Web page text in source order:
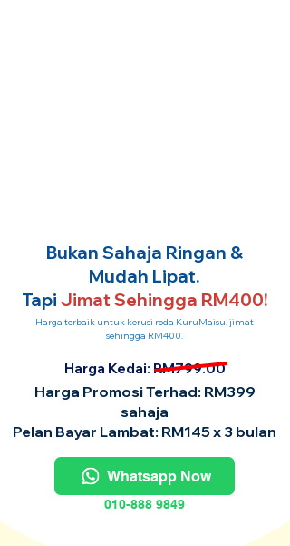
Bukan Sahaja Ringan &
Mudah Lipat.
Tapi Jimat Sehingga RM400!
Harga terbaik untuk kerusi roda KuruMaisu, jimat
sehingga RM400.
Harga Kedai: RM799.00
Harga Promosi Terhad: RM399
sahaja
Pelan Bayar Lambat: RM145 x 3 bulan
Whatsapp Now
010-888 9849